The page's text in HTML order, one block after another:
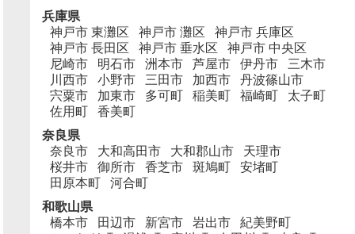
兵庫県
神戸市 東灘区
神戸市 灘区
神戸市 兵庫区
神戸市 長田区
神戸市 垂水区
神戸市 中央区
尼崎市
明石市 洲本市 芦屋市 伊丹市
三木市
川西市
小野市 三田市 加西市
丹波篠山市
宍粟市
加東市 多可町 稲美町 福崎町
太子町
佐用町
香美町
奈良県
奈良市
大和高田市 大和郡山市
天理市
桜井市
御所市 香芝市 斑鳩町
安堵町
田原本町
河合町
和歌山県
橋本市
田辺市 新宮市 岩出市
紀美野町